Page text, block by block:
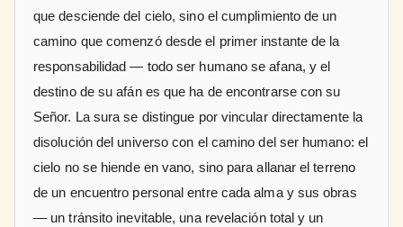
que desciende del cielo, sino el cumplimiento de un
camino que comenzó desde el primer instante de la
responsabilidad — todo ser humano se afana, y el
destino de su afán es que ha de encontrarse con su
Señor. La sura se distingue por vincular directamente la
disolución del universo con el camino del ser humano: el
cielo no se hiende en vano, sino para allanar el terreno
de un encuentro personal entre cada alma y sus obras
— un tránsito inevitable, una revelación total y un